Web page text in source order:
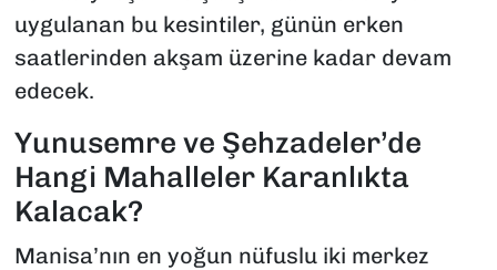
uygulanan bu kesintiler, günün erken
saatlerinden akşam üzerine kadar devam
edecek.
Yunusemre ve Şehzadeler’de
Hangi Mahalleler Karanlıkta
Kalacak?
Manisa’nın en yoğun nüfuslu iki merkez